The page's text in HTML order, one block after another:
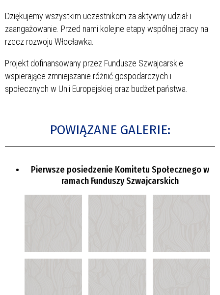
Dziękujemy wszystkim uczestnikom za aktywny udział i
zaangażowanie. Przed nami kolejne etapy wspólnej pracy na
rzecz rozwoju Włocławka.
Projekt dofinansowany przez Fundusze Szwajcarskie
wspierające zmniejszanie różnić gospodarczych i
społecznych w Unii Europejskiej oraz budżet państwa.
POWIĄZANE GALERIE:
Pierwsze posiedzenie Komitetu Społecznego w
ramach Funduszy Szwajcarskich